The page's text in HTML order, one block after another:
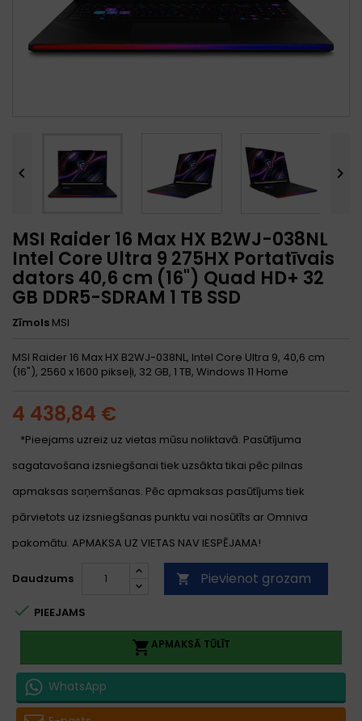
 
MSI Raider 16 Max HX B2WJ-038NL
Intel Core Ultra 9 275HX Portatīvais
dators 40,6 cm (16") Quad HD+ 32
GB DDR5-SDRAM 1 TB SSD
Zīmols MSI
MSI Raider 16 Max HX B2WJ-038NL, Intel Core Ultra 9, 40,6 cm
(16"), 2560 x 1600 pikseļi, 32 GB, 1 TB, Windows 11 Home
4 438,84 €
*Pieejams uzreiz uz vietas mūsu noliktavā. Pasūtījuma
sagatavošana izsniegšanai tiek uzsākta tikai pēc pilnas
apmaksas saņemšanas. Pēc apmaksas pasūtījums tiek
pārvietots uz izsniegšanas punktu vai nosūtīts ar Omniva
pakomātu. APMAKSA UZ VIETAS NAV IESPĒJAMA!
Daudzums  Pievienot grozam
 PIEEJAMS
APMAKSĀ TŪLĪT
WhatsApp